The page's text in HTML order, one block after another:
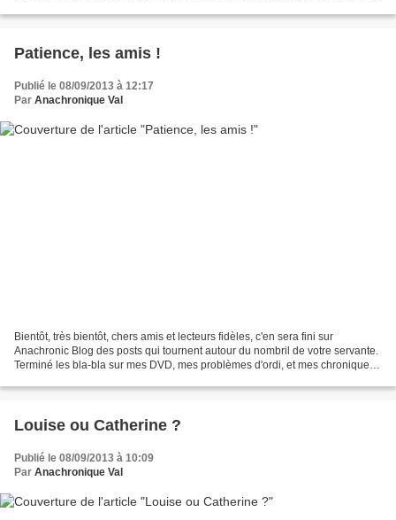
Patience, les amis !
Publié le 08/09/2013 à 12:17
Par Anachronique Val
Bientôt, très bientôt, chers amis et lecteurs fidèles, c'en sera fini sur
Anachronic Blog des posts qui tournent autour du nombril de votre servante.
Terminé les bla-bla sur mes DVD, mes problèmes d'ordi, et mes chroniques
Louise ou Catherine ?
Publié le 08/09/2013 à 10:09
Par Anachronique Val